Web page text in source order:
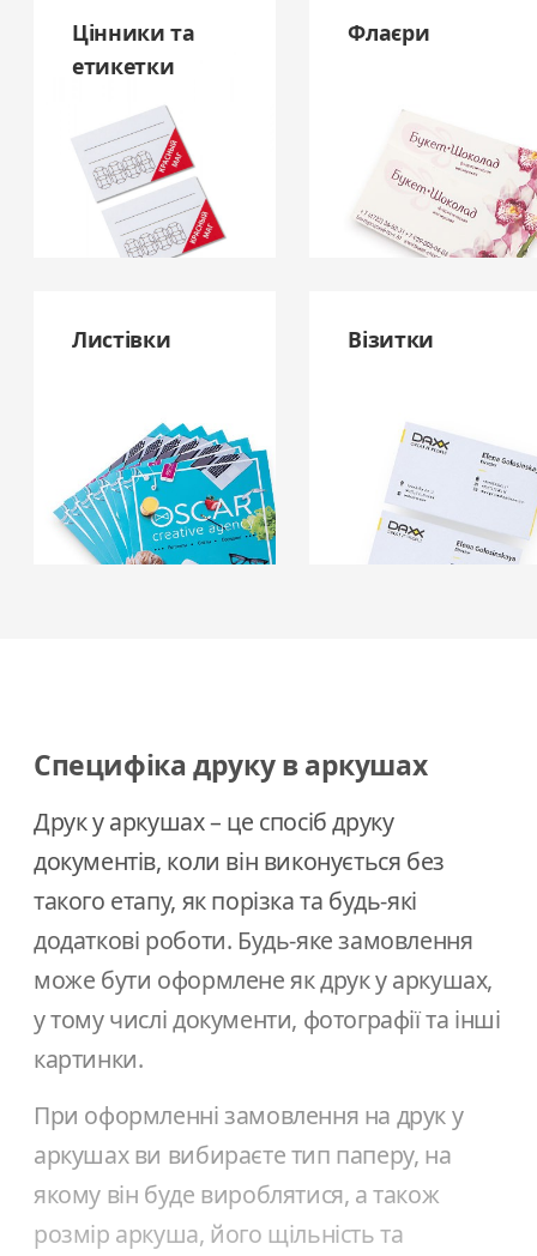
Цінники та
етикетки
Флаєри
Листівки Візитки
Специфіка друку в аркушах
Друк у аркушах – це спосіб друку
документів, коли він виконується без
такого етапу, як порізка та будь-які
додаткові роботи. Будь-яке замовлення
може бути оформлене як друк у аркушах,
у тому числі документи, фотографії та інші
картинки.
При оформленні замовлення на друк у
аркушах ви вибираєте тип паперу, на
якому він буде вироблятися, а також
розмір аркуша, його щільність та